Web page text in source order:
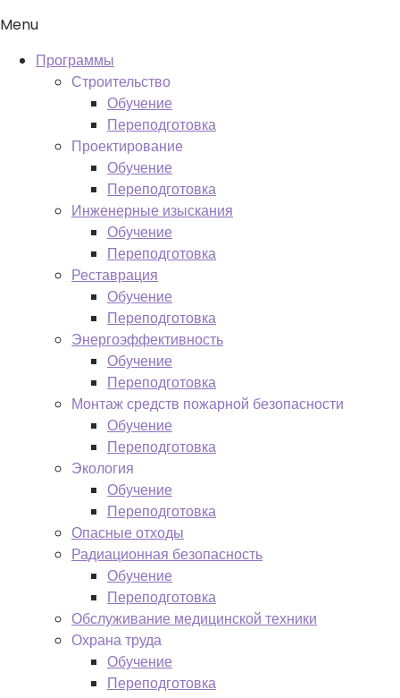
Menu
Программы
Строительство
Обучение
Переподготовка
Проектирование
Обучение
Переподготовка
Инженерные изыскания
Обучение
Переподготовка
Реставрация
Обучение
Переподготовка
Энергоэффективность
Обучение
Переподготовка
Монтаж средств пожарной безопасности
Обучение
Переподготовка
Экология
Обучение
Переподготовка
Опасные отходы
Радиационная безопасность
Обучение
Переподготовка
Обслуживание медицинской техники
Охрана труда
Обучение
Переподготовка